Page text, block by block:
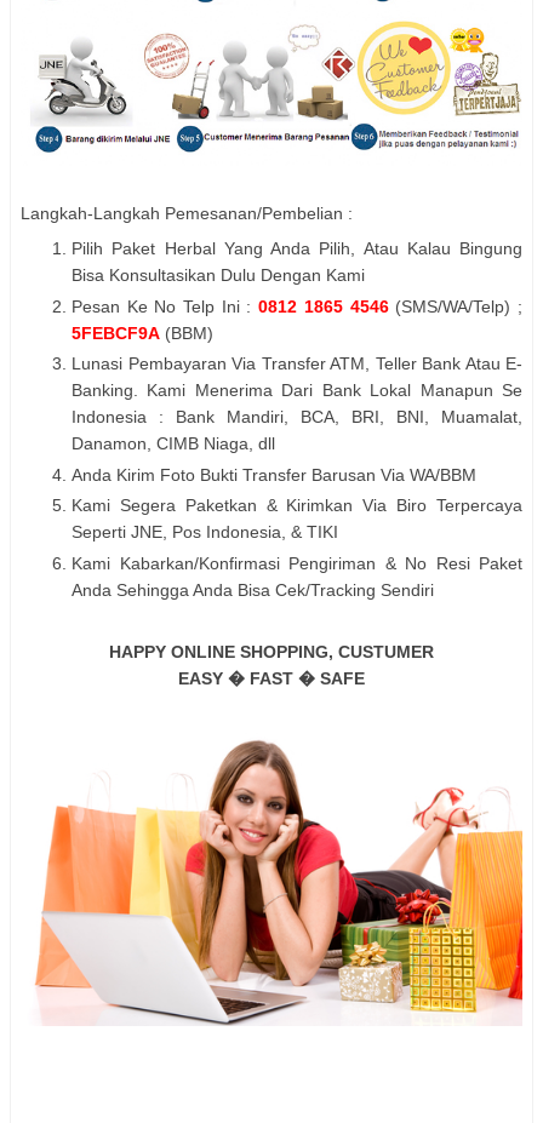
Langkah-Langkah Pemesanan/Pembelian :
Pilih Paket Herbal Yang Anda Pilih, Atau Kalau Bingung
Bisa Konsultasikan Dulu Dengan Kami
Pesan Ke No Telp Ini :0812 1865 4546(SMS/WA/Telp) ;
5FEBCF9A (BBM)
Lunasi Pembayaran Via Transfer ATM, Teller Bank Atau E-
Banking. Kami Menerima Dari Bank Lokal Manapun Se
Indonesia : Bank Mandiri, BCA, BRI, BNI, Muamalat,
Danamon, CIMB Niaga, dll
Anda Kirim Foto Bukti Transfer Barusan Via WA/BBM
Kami Segera Paketkan & Kirimkan Via Biro Terpercaya
Seperti JNE, Pos Indonesia, & TIKI
Kami Kabarkan/Konfirmasi Pengiriman & No Resi Paket
Anda Sehingga Anda Bisa Cek/Tracking Sendiri
HAPPY ONLINE SHOPPING, CUSTUMER
EASY � FAST � SAFE